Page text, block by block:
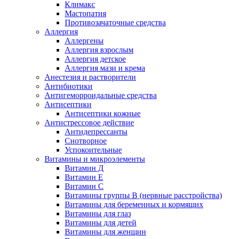
Климакс
Мастопатия
Противозачаточные средства
Аллергия
Аллергены
Аллергия взрослым
Аллергия детское
Аллергия мази и крема
Анестезия и растворители
Антибиотики
Антигеморроидальные средства
Антисептики
Антисептики кожные
Антистрессовое действие
Антидепрессанты
Снотворное
Успокоительные
Витамины и микроэлементы
Витамин Д
Витамин Е
Витамин С
Витамины группы В (нервные расстройства)
Витамины для беременных и кормящих
Витамины для глаз
Витамины для детей
Витамины для женщин